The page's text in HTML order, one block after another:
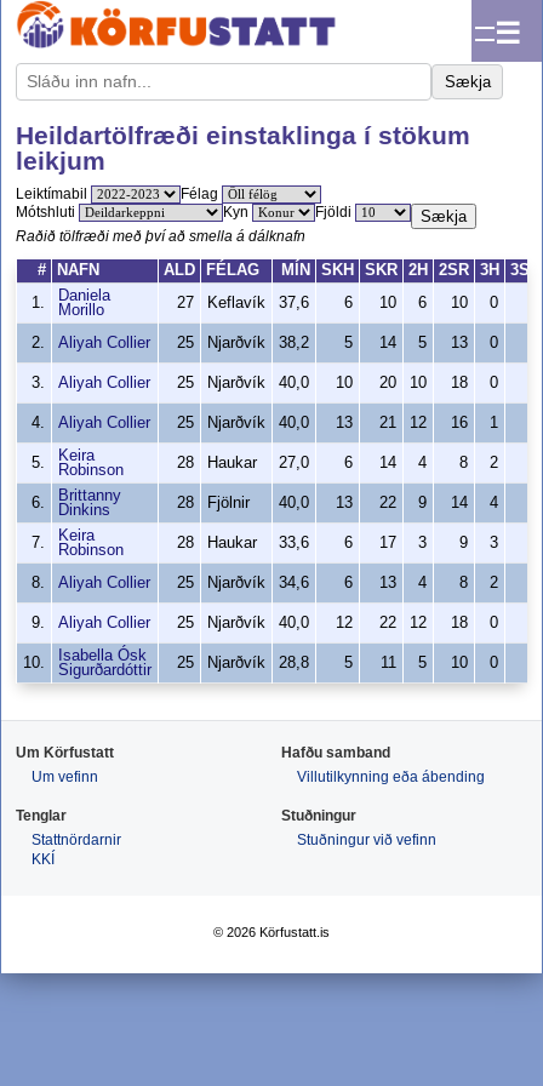
☰
Sækja
Heildartölfræði einstaklinga í stökum
leikjum
Leiktímabil
Félag
Mótshluti
Kyn Fjöldi Sækja
Raðið tölfræði með því að smella á dálknafn
#
NAFN ALD FÉLAG MÍN SKH SKR 2H 2SR 3H
3SR
1.
Daniela
Morillo
27 Keflavík 37,6 6 10 6 10 0
2. Aliyah Collier 25 Njarðvík 38,2 5 14 5 13 0
3. Aliyah Collier 25 Njarðvík 40,0 10 20 10 18 0
4. Aliyah Collier 25 Njarðvík 40,0 13 21 12 16 1
5.
Keira
Robinson
28 Haukar 27,0 6 14 4 8 2
6.
Brittanny
Dinkins
28 Fjölnir 40,0 13 22 9 14 4
7.
Keira
Robinson
28 Haukar 33,6 6 17 3 9 3
8. Aliyah Collier 25 Njarðvík 34,6 6 13 4 8 2
9. Aliyah Collier 25 Njarðvík 40,0 12 22 12 18 0
10.
Isabella Ósk
Sigurðardóttir
25 Njarðvík 28,8 5 11 5 10 0
Um Körfustatt
Um vefinn
Hafðu samband
Villutilkynning eða ábending
Tenglar
Stattnördarnir
KKÍ
Stuðningur
Stuðningur við vefinn
© 2026 Körfustatt.is